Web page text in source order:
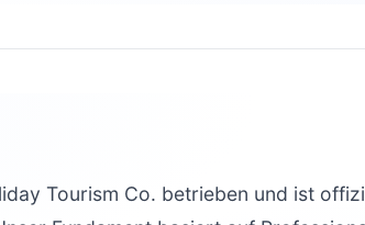
Tourism Co. betrieben und ist